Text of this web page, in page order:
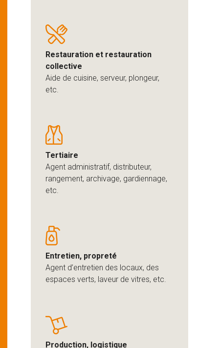
Restauration et restauration
collective
Aide de cuisine, serveur, plongeur,
etc.
Tertiaire
Agent administratif, distributeur,
rangement, archivage, gardiennage,
etc.
Entretien, propreté
Agent d’entretien des locaux, des
espaces verts, laveur de vitres, etc.
Production, logistique